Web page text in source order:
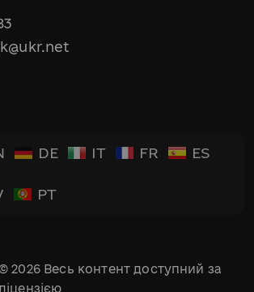
DE IT FR ES
PT
© 2026 Весь контент доступний за